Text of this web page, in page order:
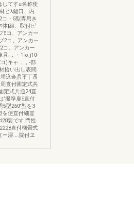
してすa名称使
ピλ鍵口、内
・5型専用き
体l組、取付ピ
Eコ、アンカー
2コ、アンカー
コ、アンカー
且.，・1lo.j10-
)キャ，，-部
拾い出し表聞
込金具平丁番
直付圃定式共
定式共通24直
‘撮準扉E直付
5型260'型を3
を使直付細霊
要です.門性
直付梱畳式
ー湿....院付ヱ